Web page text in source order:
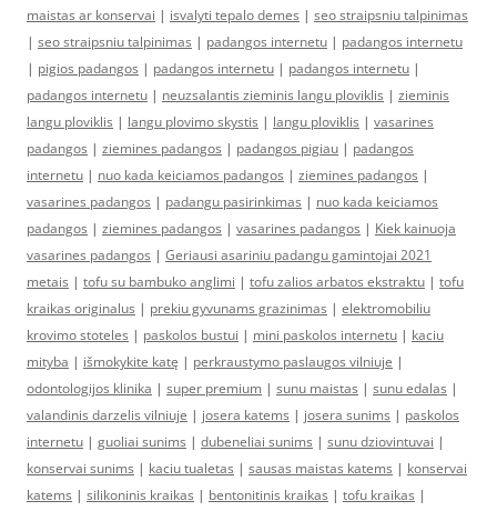
maistas ar konservai | isvalyti tepalo demes | seo straipsniu talpinimas
| seo straipsniu talpinimas | padangos internetu | padangos internetu
| pigios padangos | padangos internetu | padangos internetu |
padangos internetu | neuzsalantis zieminis langu ploviklis | zieminis
langu ploviklis | langu plovimo skystis | langu ploviklis | vasarines
padangos | ziemines padangos | padangos pigiau | padangos
internetu | nuo kada keiciamos padangos | ziemines padangos |
vasarines padangos | padangu pasirinkimas | nuo kada keiciamos
padangos | ziemines padangos | vasarines padangos | Kiek kainuoja
vasarines padangos | Geriausi asariniu padangu gamintojai 2021
metais | tofu su bambuko anglimi | tofu zalios arbatos ekstraktu | tofu
kraikas originalus | prekiu gyvunams grazinimas | elektromobiliu
krovimo stoteles | paskolos bustui | mini paskolos internetu | kaciu
mityba | išmokykite katę | perkraustymo paslaugos vilniuje |
odontologijos klinika | super premium | sunu maistas | sunu edalas |
valandinis darzelis vilniuje | josera katems | josera sunims | paskolos
internetu | guoliai sunims | dubeneliai sunims | sunu dziovintuvai |
konservai sunims | kaciu tualetas | sausas maistas katems | konservai
katems | silikoninis kraikas | bentonitinis kraikas | tofu kraikas |